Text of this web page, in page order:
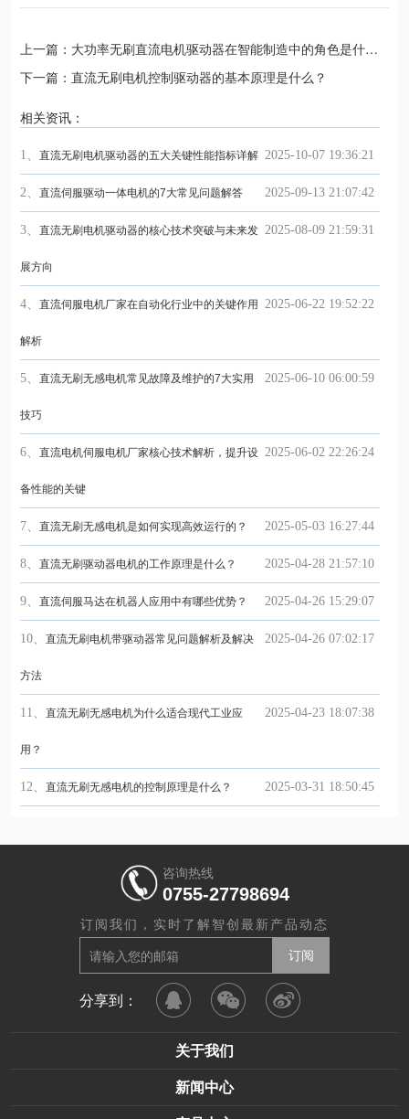
上一篇：大功率无刷直流电机驱动器在智能制造中的角色是什
下一篇：直流无刷电机控制驱动器的基本原理是什么？
相关资讯：
2025-10-07 19:36:21
1、 直流无刷电机驱动器的五大关键性能指标详解
2025-09-13 21:07:42
2、 直流伺服驱动一体电机的7大常见问题解答
2025-08-09 21:59:31
3、 直流无刷电机驱动器的核心技术突破与未来发
展方向
2025-06-22 19:52:22
4、 直流伺服电机厂家在自动化行业中的关键作用
解析
2025-06-10 06:00:59
5、 直流无刷无感电机常见故障及维护的7大实用
技巧
2025-06-02 22:26:24
6、 直流电机伺服电机厂家核心技术解析，提升设
备性能的关键
2025-05-03 16:27:44
7、 直流无刷无感电机是如何实现高效运行的？
2025-04-28 21:57:10
8、 直流无刷驱动器电机的工作原理是什么？
2025-04-26 15:29:07
9、 直流伺服马达在机器人应用中有哪些优势？
2025-04-26 07:02:17
10、 直流无刷电机带驱动器常见问题解析及解决
方法
2025-04-23 18:07:38
11、 直流无刷无感电机为什么适合现代工业应
用？
2025-03-31 18:50:45
12、 直流无刷无感电机的控制原理是什么？
咨询热线
0755-27798694
订阅我们，实时了解智创最新产品动态
分享到：
关于我们
新闻中心